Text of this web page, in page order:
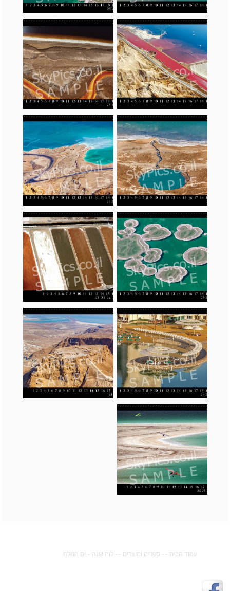
עמוד הבית -- ספרים ומוצרים -- לוח שנה - ים המלח